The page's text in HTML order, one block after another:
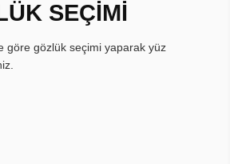
SEÇİMİ
göre gözlük seçimi yaparak yüz